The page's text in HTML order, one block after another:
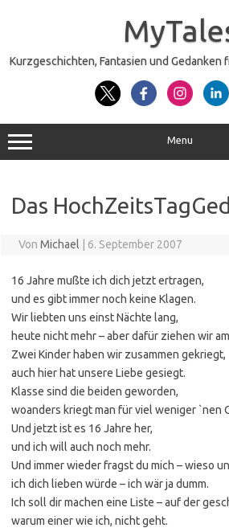
Kurzgeschichten, Fantasien und
Menu
Das
Von Michael 6. September 2007
16 Jahre mußte ich dich jetzt ertragen,
und es gibt immer noch keine Klagen.
Wir liebten uns einst Nächte lang,
heute nicht mehr – aber dafür ziehen wir
Zwei Kinder haben wir zusammen gekriegt,
auch hier hat unsere Liebe gesiegt.
Klasse sind die beiden geworden,
woanders kriegt man für viel weniger `nen
Und jetzt ist es 16 Jahre her,
und ich will auch noch mehr.
Und immer wieder fragst du mich – wieso
ich dich lieben würde – ich wär ja dumm.
Ich soll dir machen eine Liste – auf der
warum einer wie ich, nicht geht.